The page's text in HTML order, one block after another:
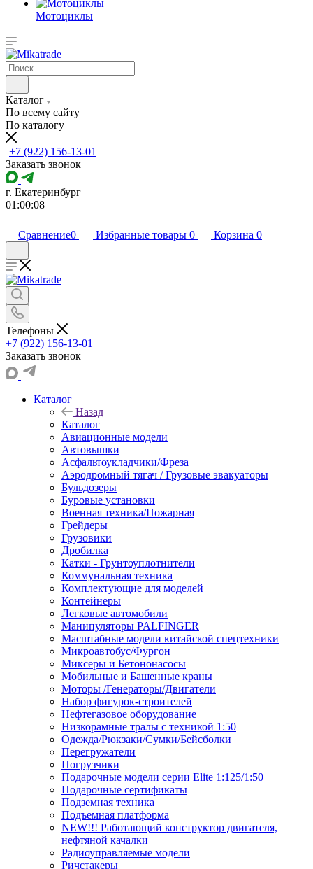
Мотоциклы
Каталог
По всему сайту
По каталогу
+7 (922) 156-13-01
Заказать звонок
г. Екатеринбург
01:00:08
Сравнение0 Избранные товары 0 Корзина 0
Телефоны
+7 (922) 156-13-01
Заказать звонок
Каталог
Назад
Каталог
Авиационные модели
Автовышки
Асфальтоукладчики/Фреза
Аэродромный тягач / Грузовые эвакуаторы
Бульдозеры
Буровые установки
Военная техника/Пожарная
Грейдеры
Грузовики
Дробилка
Катки - Грунтоуплотнители
Коммунальная техника
Комплектующие для моделей
Контейнеры
Легковые автомобили
Манипуляторы PALFINGER
Масштабные модели китайской спецтехники
Микроавтобус/Фургон
Миксеры и Бетононасосы
Мобильные и Башенные краны
Моторы /Генераторы/Двигатели
Набор фигурок-строителей
Нефтегазовое оборудование
Низкорамные тралы с техникой 1:50
Одежда/Рюкзаки/Сумки/Бейсболки
Перегружатели
Погрузчики
Подарочные модели серии Elite 1:125/1:50
Подарочные сертификаты
Подземная техника
Подъемная платформа
NEW!!! Работающий конструктор двигателя,
нефтяной качалки
Радиоуправляемые модели
Ричстакеры